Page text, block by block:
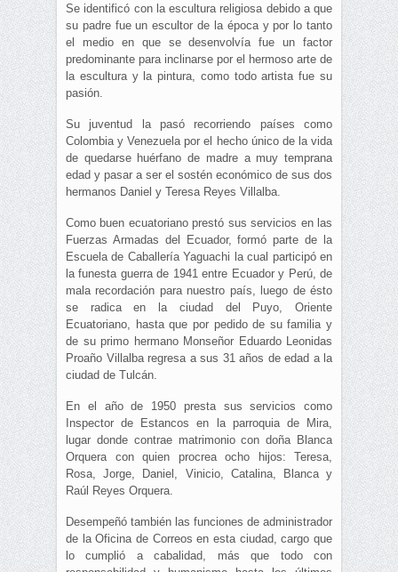
Se identificó con la escultura religiosa debido a que
su padre fue un escultor de la época y por lo tanto
el medio en que se desenvolvía fue un factor
predominante para inclinarse por el hermoso arte de
la escultura y la pintura, como todo artista fue su
pasión.
Su juventud la pasó recorriendo países como
Colombia y Venezuela por el hecho único de la vida
de quedarse huérfano de madre a muy temprana
edad y pasar a ser el sostén económico de sus dos
hermanos Daniel y Teresa Reyes Villalba.
Como buen ecuatoriano prestó sus servicios en las
Fuerzas Armadas del Ecuador, formó parte de la
Escuela de Caballería Yaguachi la cual participó en
la funesta guerra de 1941 entre Ecuador y Perú, de
mala recordación para nuestro país, luego de ésto
se radica en la ciudad del Puyo, Oriente
Ecuatoriano, hasta que por pedido de su familia y
de su primo hermano Monseñor Eduardo Leonidas
Proaño Villalba regresa a sus 31 años de edad a la
ciudad de Tulcán.
En el año de 1950 presta sus servicios como
Inspector de Estancos en la parroquia de Mira,
lugar donde contrae matrimonio con doña Blanca
Orquera con quien procrea ocho hijos: Teresa,
Rosa, Jorge, Daniel, Vinicio, Catalina, Blanca y
Raúl Reyes Orquera.
Desempeñó también las funciones de administrador
de la Oficina de Correos en esta ciudad, cargo que
lo cumplió a cabalidad, más que todo con